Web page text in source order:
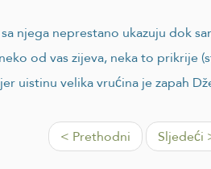
njega neprestano ukazuju dok
od vas zijeva, neka to prikrije
uistinu velika vrućina je zapah
< Prethodni Sljedeći